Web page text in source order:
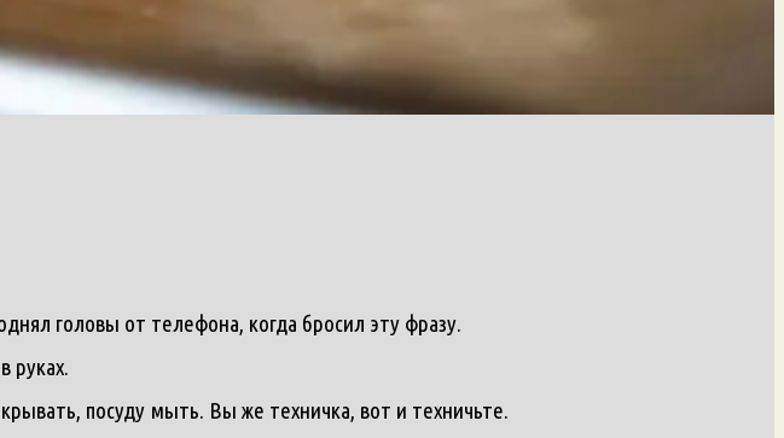
головы от телефона, когда бросил эту фразу.
руках.
посуду мыть. Вы же техничка, вот и техничьте.